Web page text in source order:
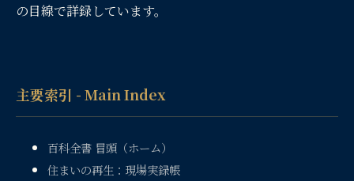
の目線で詳録しています。
主要索引 - Main Index
百科全書 冒頭（ホーム）
住まいの再生：現場実録帳